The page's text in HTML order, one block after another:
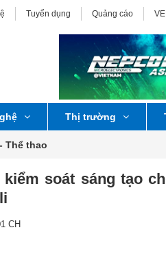
Tuyển dụng Quảng cáo
Thị trường
Thể thao
soát sáng tạo
CH